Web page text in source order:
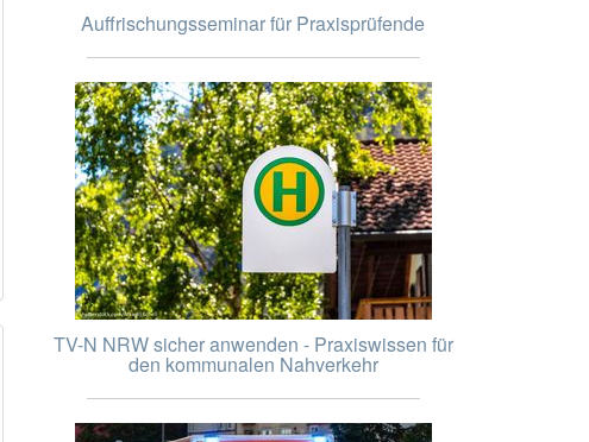
Auffrischungsseminar für Praxisprüfende
TV-N NRW sicher anwenden - Praxiswissen für
den kommunalen Nahverkehr